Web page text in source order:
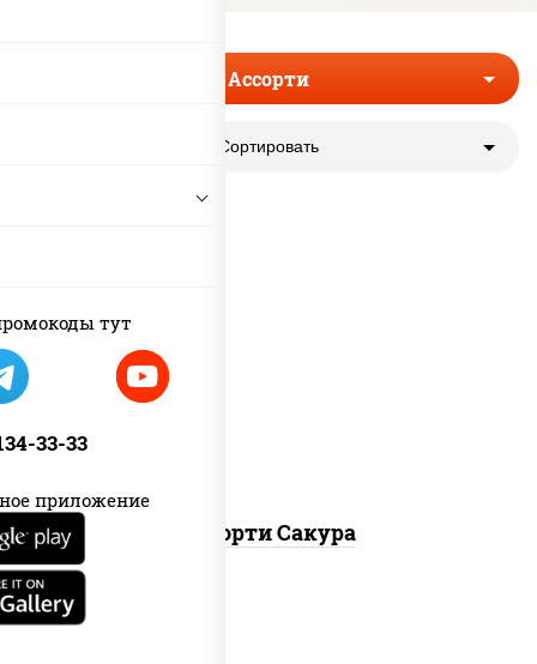
тут
33-33
приложение
Ассорти
Сортировать
калифорния чиз, филадельфия дуэт
ролл, креветка люкс ролл, ролл
Ассорти Сакура